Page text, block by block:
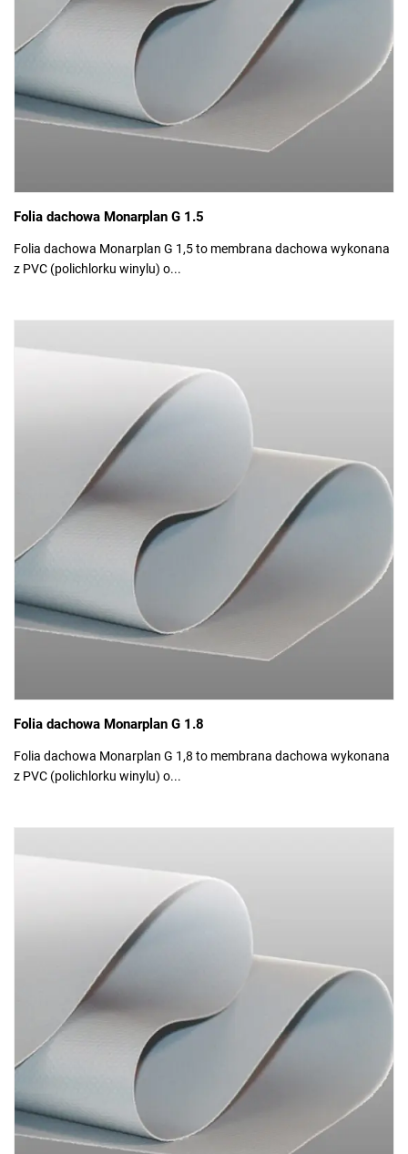
Folia dachowa Monarplan G 1.5
Folia dachowa Monarplan G 1,5 to membrana dachowa wykonana
z PVC (polichlorku winylu) o...
Folia dachowa Monarplan G 1.8
Folia dachowa Monarplan G 1,8 to membrana dachowa wykonana
z PVC (polichlorku winylu) o...